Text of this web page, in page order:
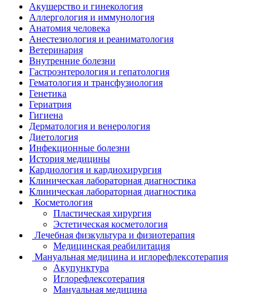
Акушерство и гинекология
Аллергология и иммунология
Анатомия человека
Анестезиология и реаниматология
Ветеринария
Внутренние болезни
Гастроэнтерология и гепатология
Гематология и трансфузиология
Генетика
Гериатрия
Гигиена
Дерматология и венерология
Диетология
Инфекционные болезни
История медицины
Кардиология и кардиохирургия
Клиническая лабораторная диагностика
Клиническая лабораторная диагностика
Косметология
Пластическая хирургия
Эстетическая косметология
Лечебная физкультура и физиотерапия
Медицинская реабилитация
Мануальная медицина и иглорефлексотерапия
Акупунктура
Иглорефлексотерапия
Мануальная медицина